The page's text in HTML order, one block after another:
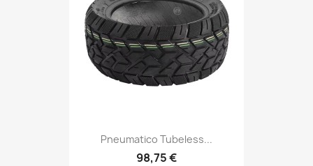
Pneumatico Tubeless...
98,75 €